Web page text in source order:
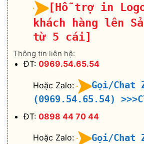
[Hỗ trợ in
khách hàng lên
từ 5 cái]
Thông tin liên hệ:
ĐT: 0969.54.65.54
Hoặc Zalo:
Gọi/Chat
(0969.54.65.54)
ĐT: 0898 44 70 44
Hoặc Zalo:
Gọi/Chat